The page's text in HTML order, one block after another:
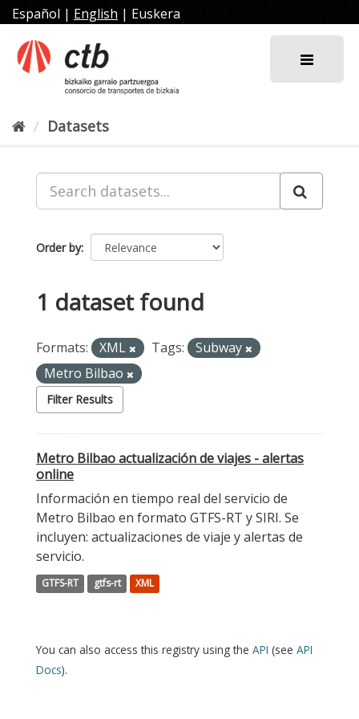
Skip
to
content
Español | English | Euskera
Datasets
Order by
1 dataset found
Formats: XML Tags:
Subway
Metro Bilbao
Filter Results
Metro Bilbao actualización de viajes - alertas
online
Información en tiempo real del servicio de
Metro Bilbao en formato GTFS-RT y SIRI. Se
incluyen: actualizaciones de viaje y alertas de
servicio.
GTFS-RT gtfs-rt XML
You can also access this registry using the API (see API
Docs).